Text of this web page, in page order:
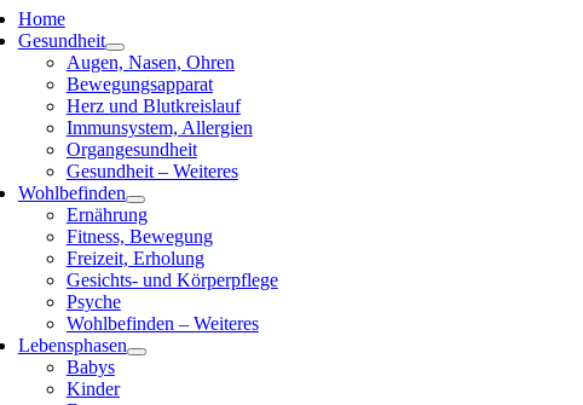
Home
Gesundheit
Augen, Nasen, Ohren
Bewegungsapparat
Herz und Blutkreislauf
Immunsystem, Allergien
Organgesundheit
Gesundheit – Weiteres
Wohlbefinden
Ernährung
Fitness, Bewegung
Freizeit, Erholung
Gesichts- und Körperpflege
Psyche
Wohlbefinden – Weiteres
Lebensphasen
Babys
Kinder